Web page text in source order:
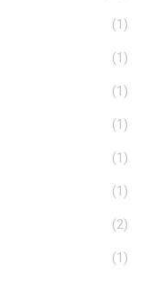
(1)
(1)
(1)
(1)
(1)
(1)
(2)
(1)